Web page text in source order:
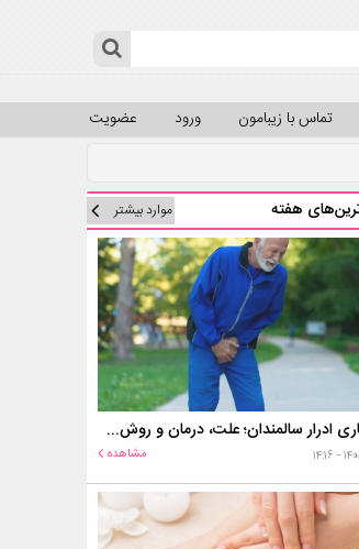
عضویت ورود تماس با زیبامون
هفته موارد بیشتر
بی اختیاری ادرار سالمندان؛ علت، درمان و روش‌های کنترل در منزل
مشاهده